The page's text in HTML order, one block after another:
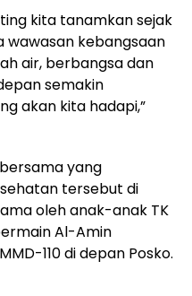
kita tanamkan sejak
wawasan kebangsaan
air, berbangsa dan
semakin
akan kita hadapi,”
yang
tersebut di
oleh anak-anak TK
Al-Amin
110 di depan Posko.